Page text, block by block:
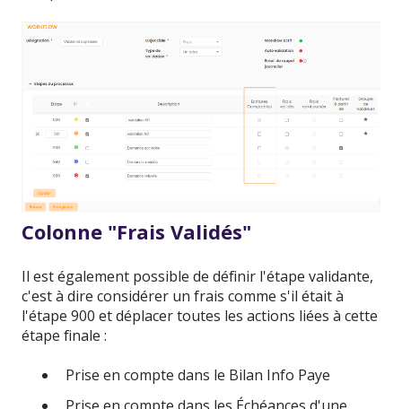
Colonne "Frais Validés"
Il est également possible de définir l'étape validante,
c'est à dire considérer un frais comme s'il était à
l'étape 900 et déplacer toutes les actions liées à cette
étape finale :
Prise en compte dans le Bilan Info Paye
Prise en compte dans les Échéances d'une